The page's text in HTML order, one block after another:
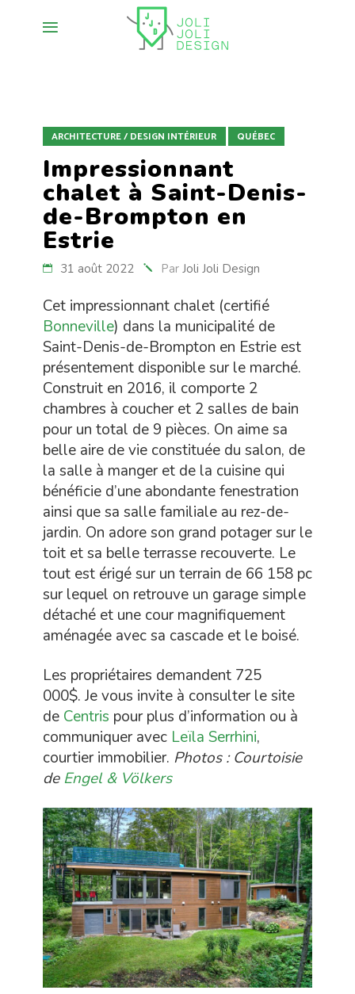
ARCHITECTURE / DESIGN INTÉRIEUR QUÉBEC
Impressionnant
chalet à Saint-Denis-
de-Brompton en
Estrie
31 août 2022 Par Joli Joli Design
Cet impressionnant chalet (certifié
Bonneville) dans la municipalité de
Saint-Denis-de-Brompton en Estrie est
présentement disponible sur le marché.
Construit en 2016, il comporte 2
chambres à coucher et 2 salles de bain
pour un total de 9 pièces. On aime sa
belle aire de vie constituée du salon, de
la salle à manger et de la cuisine qui
bénéficie d’une abondante fenestration
ainsi que sa salle familiale au rez-de-
jardin. On adore son grand potager sur le
toit et sa belle terrasse recouverte. Le
tout est érigé sur un terrain de 66 158 pc
sur lequel on retrouve un garage simple
détaché et une cour magnifiquement
aménagée avec sa cascade et le boisé.
Les propriétaires demandent 725
000$. Je vous invite à consulter le site
de Centris pour plus d’information ou à
communiquer avec Leïla Serrhini,
courtier immobilier. Photos : Courtoisie
de Engel & Völkers